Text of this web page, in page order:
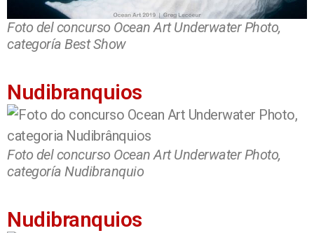
Foto del concurso Ocean Art Underwater Photo,
categoría Best Show
Nudibranquios
Foto del concurso Ocean Art Underwater Photo,
categoría Nudibranquio
Nudibranquios